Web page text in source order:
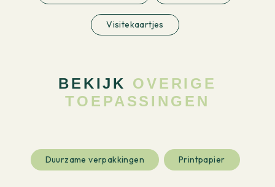
Visitekaartjes
BEKIJK OVERIGE
TOEPASSINGEN
Duurzame verpakkingen Printpapier